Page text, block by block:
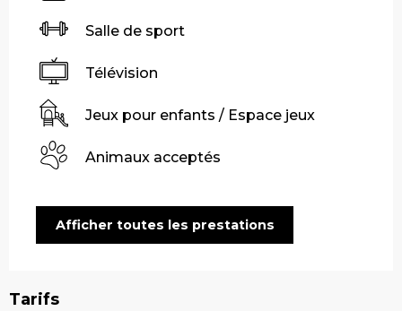
Salle de sport
Télévision
Jeux pour enfants / Espace jeux
Animaux acceptés
Afficher toutes les prestations
Tarifs